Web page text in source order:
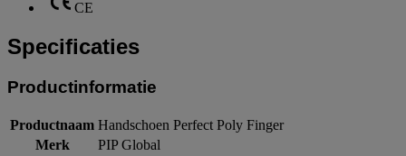
CE
Specificaties
Productinformatie
Productnaam Handschoen Perfect Poly Finger
Merk
PIP Global